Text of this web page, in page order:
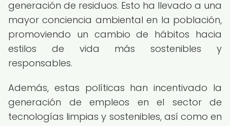
generación de residuos. Esto ha llevado a una
mayor conciencia ambiental en la población,
promoviendo un cambio de hábitos hacia
estilos de vida más sostenibles y
responsables.
Además, estas políticas han incentivado la
generación de empleos en el sector de
tecnologías limpias y sostenibles, así como en